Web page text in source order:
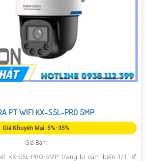
PT WIFI KX-S5L-PRO 5MP
Giá Khuyến Mại: 5%-35%
Giá Bán:
KX-S5L-PRO 5MP trang bị cảm biến 1/1. 8"